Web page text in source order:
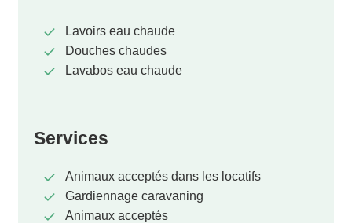
Lavoirs eau chaude
Douches chaudes
Lavabos eau chaude
Services
Animaux acceptés dans les locatifs
Gardiennage caravaning
Animaux acceptés